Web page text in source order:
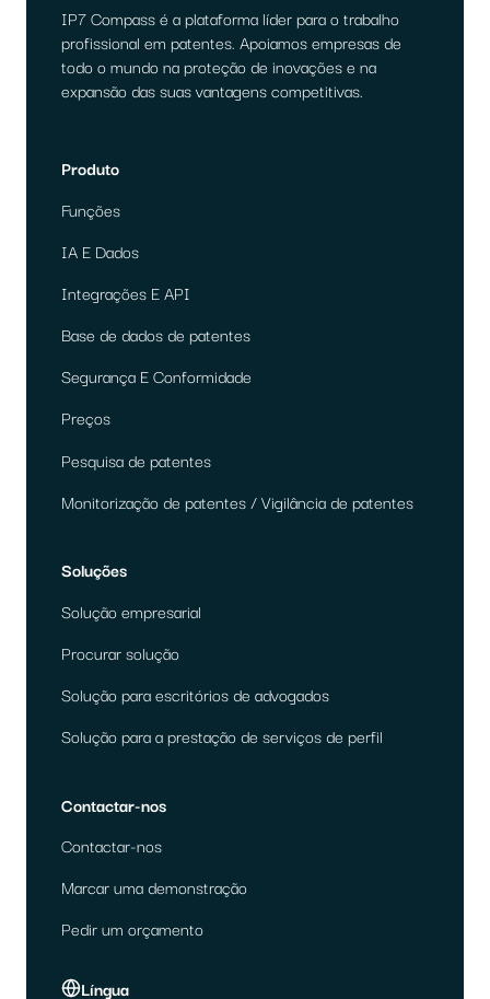
IP7 Compass é a plataforma líder para o trabalho
profissional em patentes. Apoiamos empresas de
todo o mundo na proteção de inovações e na
expansão das suas vantagens competitivas.
Produto
Funções
IA E Dados
Integrações E API
Base de dados de patentes
Segurança E Conformidade
Preços
Pesquisa de patentes
Monitorização de patentes / Vigilância de patentes
Soluções
Solução empresarial
Procurar solução
Solução para escritórios de advogados
Solução para a prestação de serviços de perfil
Contactar-nos
Contactar-nos
Marcar uma demonstração
Pedir um orçamento
Língua